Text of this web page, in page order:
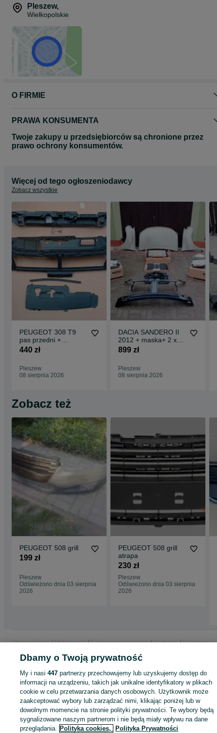
Pleszew,
Wielkopolskie
O FIRMIE
PRAWA KONSUMENTA
Twoje zakupy u przedsiębiorców są chronione przez
prawo ochrony konsumentów.
Więcej od tego ogłoszeniodawcy
Zobacz wszystkie
PEUGEOT 308 T9
pas przedni +
wzmocnienie +
440 zł
Pleszew
08 sierpnia 2026
DACIA SANDERO II
2012 + maska+ 2 x
błotnik
899 zł
Pleszew
08 sierpnia 2026
Zobacz też
PEUGEOT 508 grill
199 zł
Pleszew
Odświeżono dnia 03 sierpnia
2026
PEUGEOT 508 grill
atrapa
230 zł
Pleszew
Odświeżono dnia 03 sierpnia
2026
Strona główna Motoryzacja Części samochodowe Osobowe
Osobowe -
KATEGORIA
ID:769124655 Wyświetlenia:
Zadzwoń / SMS Wyślij wiadomość
Dbamy o Twoją prywatność
My i nasi447 partnerzy przechowujemy lub uzyskujemy dostęp do
informacji na urządzeniu, takich jak unikalne identyfikatory w plikach
cookie w celu przetwarzania danych osobowych. Użytkownik może
zaakceptować wybory lub zarządzać nimi, klikając poniżej lub w
dowolnym momencie na stronie polityki prywatności. Te wybory będą
sygnalizowane naszym partnerom i nie będą miały wpływu na dane
przeglądania. Polityka cookies, Polityka Prywatności